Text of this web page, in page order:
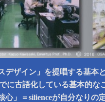
デザイン」を提唱する基本
に古語化している基本的な
心」＝silienceが自分なりの